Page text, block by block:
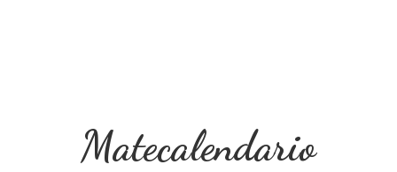
Matecalendario